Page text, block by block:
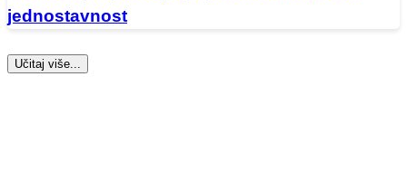
jednostavnost
Učitaj više...